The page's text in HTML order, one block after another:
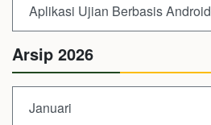
Aplikasi Ujian Berbasis Android
Arsip 2026
Januari